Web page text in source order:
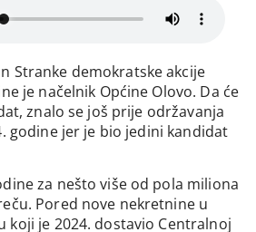
Stranke demokratske akcije
je načelnik Općine Olovo. Da će
znalo se još prije održavanja
godine jer je bio jedini kandidat
za nešto više od pola miliona
Pored nove nekretnine u
koji je 2024. dostavio Centralnoj